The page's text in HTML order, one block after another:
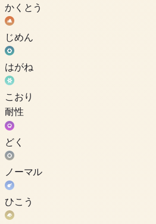
かくとう
じめん
はがね
こおり
耐性
どく
ノーマル
ひこう